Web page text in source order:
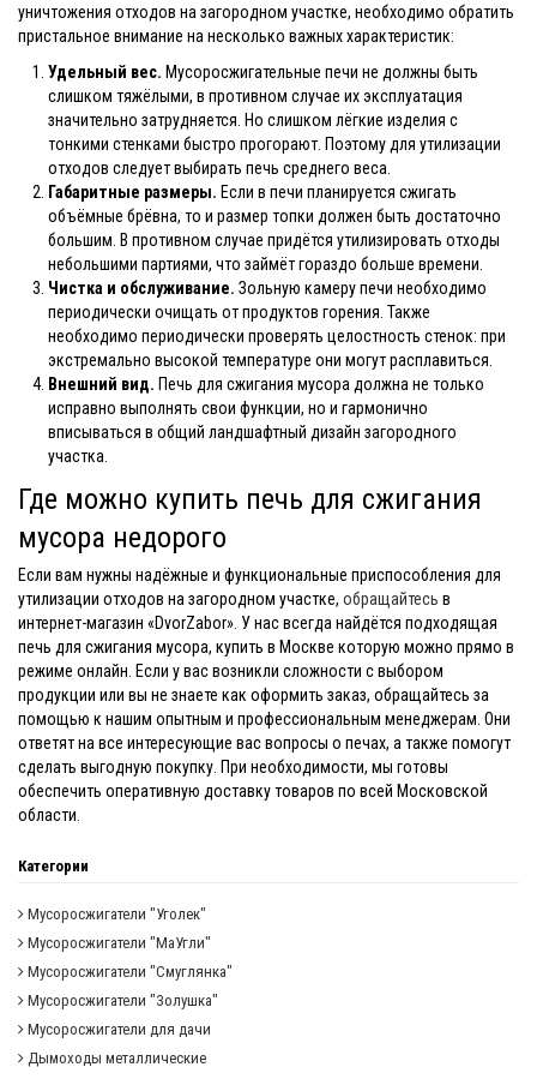
уничтожения отходов на загородном участке, необходимо обратить
пристальное внимание на несколько важных характеристик:
Удельный вес. Мусоросжигательные печи не должны быть
слишком тяжёлыми, в противном случае их эксплуатация
значительно затрудняется. Но слишком лёгкие изделия с
тонкими стенками быстро прогорают. Поэтому для утилизации
отходов следует выбирать печь среднего веса.
Габаритные размеры. Если в печи планируется сжигать
объёмные брёвна, то и размер топки должен быть достаточно
большим. В противном случае придётся утилизировать отходы
небольшими партиями, что займёт гораздо больше времени.
Чистка и обслуживание. Зольную камеру печи необходимо
периодически очищать от продуктов горения. Также
необходимо периодически проверять целостность стенок: при
экстремально высокой температуре они могут расплавиться.
Внешний вид. Печь для сжигания мусора должна не только
исправно выполнять свои функции, но и гармонично
вписываться в общий ландшафтный дизайн загородного
участка.
Где можно купить печь для сжигания
мусора недорого
Если вам нужны надёжные и функциональные приспособления для
утилизации отходов на загородном участке, обращайтесь в
интернет-магазин «DvorZabor». У нас всегда найдётся подходящая
печь для сжигания мусора, купить в Москве которую можно прямо в
режиме онлайн. Если у вас возникли сложности с выбором
продукции или вы не знаете как оформить заказ, обращайтесь за
помощью к нашим опытным и профессиональным менеджерам. Они
ответят на все интересующие вас вопросы о печах, а также помогут
сделать выгодную покупку. При необходимости, мы готовы
обеспечить оперативную доставку товаров по всей Московской
области.
Категории
Мусоросжигатели "Уголек"
Мусоросжигатели "МаУгли"
Мусоросжигатели "Смуглянка"
Мусоросжигатели "Золушка"
Мусоросжигатели для дачи
Дымоходы металлические